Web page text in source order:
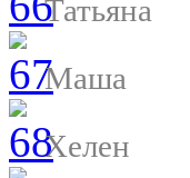
Татьяна
Маша
Хелен